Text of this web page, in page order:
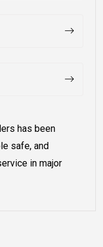
has been
safe, and
in major